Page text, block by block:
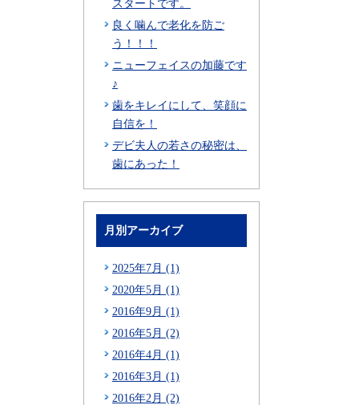
スタートです。
良く噛んで老化を防ご
う！！！
ニューフェイスの加藤です
♪
歯をキレイにして、笑顔に
自信を！
デビ夫人の若さの秘密は、
歯にあった！
月別アーカイブ
2025年7月 (1)
2020年5月 (1)
2016年9月 (1)
2016年5月 (2)
2016年4月 (1)
2016年3月 (1)
2016年2月 (2)